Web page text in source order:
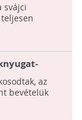
svájci
az
bevételük